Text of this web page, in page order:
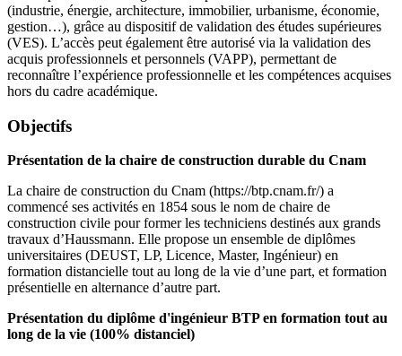
(industrie, énergie, architecture, immobilier, urbanisme, économie,
gestion…), grâce au dispositif de validation des études supérieures
(VES). L’accès peut également être autorisé via la validation des
acquis professionnels et personnels (VAPP), permettant de
reconnaître l’expérience professionnelle et les compétences acquises
hors du cadre académique.
Objectifs
Présentation de la chaire de construction durable du Cnam
La chaire de construction du Cnam (https://btp.cnam.fr/) a
commencé ses activités en 1854 sous le nom de chaire de
construction civile pour former les techniciens destinés aux grands
travaux d’Haussmann. Elle propose un ensemble de diplômes
universitaires (DEUST, LP, Licence, Master, Ingénieur) en
formation distancielle tout au long de la vie d’une part, et formation
présentielle en alternance d’autre part.
Présentation du diplôme d'ingénieur BTP en formation tout au
long de la vie (100% distanciel)